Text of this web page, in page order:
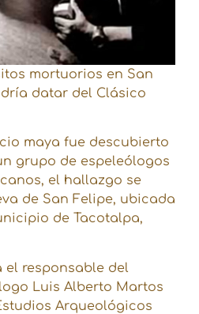
mortuorios en San
datar del Clásico
maya fue descubierto
grupo de espeleólogos
el hallazgo se
de San Felipe, ubicada
de Tacotalpa,
el responsable del
Luis Alberto Martos
Arqueológicos